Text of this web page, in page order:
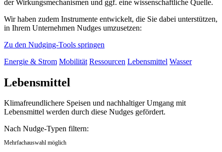
der Wirkungsmechanismen und ggf. eine wissenschaftliche Quelle.
Wir haben zudem Instrumente entwickelt, die Sie dabei unterstützen,
in Ihrem Unternehmen Nudges umzusetzen:
Zu den Nudging-Tools springen
Energie & Strom Mobilität Ressourcen Lebensmittel Wasser
Lebensmittel
Klimafreundlichere Speisen und nachhaltiger Umgang mit
Lebensmittel werden durch diese Nudges gefördert.
Nach Nudge-Typen filtern:
Mehrfachauswahl möglich